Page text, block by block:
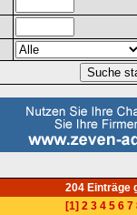
204 Einträge
[1] 2 3 4 5 6 7